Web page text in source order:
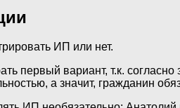
ИП или нет.
первый вариант, т.к.
а значит, гражданин